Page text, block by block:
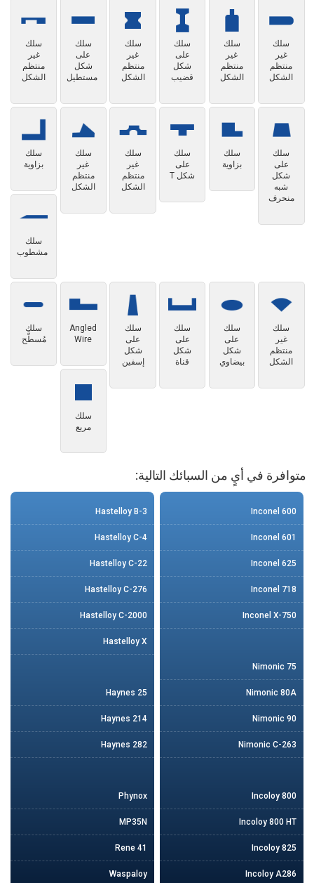
سلك
غير
منتظم
الشكل
سلك
غير
منتظم
الشكل
سلك
على
شكل
قضيب
سلك
غير
منتظم
الشكل
سلك
على
شكل
مستطيل
سلك
غير
منتظم
الشكل
سلك
على
شكل
شبه
منحرف
سلك
بزاوية
سلك
على
شكل T
سلك
غير
منتظم
الشكل
سلك
غير
منتظم
الشكل
سلك
بزاوية
سلك
مشطوب
سلك
غير
منتظم
الشكل
سلك
على
شكل
بيضاوي
سلك
على
شكل
قناة
سلك
على
شكل
إسفين
Angled
Wire
سلك
مُسطَّح
سلك
مربع
متوافرة في أيٍ من السبائك التالية:
Inconel 600
Inconel 601
Inconel 625
Inconel 718
Inconel X-750
Nimonic 75
Nimonic 80A
Nimonic 90
Nimonic C-263
Incoloy 800
Incoloy 800 HT
Incoloy 825
Incoloy A286
Hastelloy B-3
Hastelloy C-4
Hastelloy C-22
Hastelloy C-276
Hastelloy C-2000
Hastelloy X
Haynes 25
Haynes 214
Haynes 282
Phynox
MP35N
Rene 41
Waspaloy